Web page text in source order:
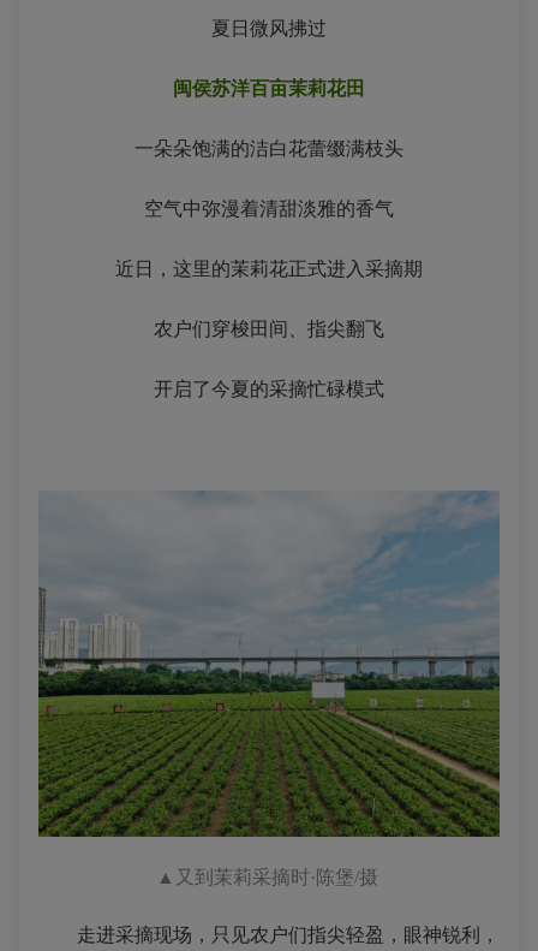
夏日微风拂过
闽侯苏洋百亩茉莉花田
一朵朵饱满的洁白花蕾缀满枝头
空气中弥漫着清甜淡雅的香气
近日，这里的茉莉花正式进入采摘期
农户们穿梭田间、指尖翻飞
开启了今夏的采摘忙碌模式
▲ 又到茉莉采摘时·陈堡/摄
走进采摘现场，只见农户们指尖轻盈，眼神锐利，